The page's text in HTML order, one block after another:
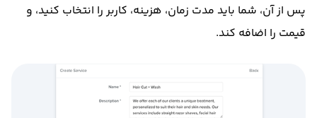
پس از آن، شما باید مدت زمان، هزینه، کاربر را انتخاب کنید، و
قیمت را اضافه کند.